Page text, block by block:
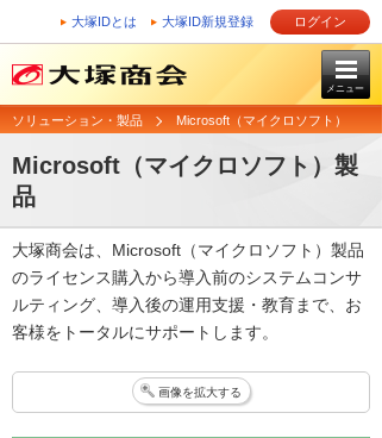
大塚IDとは 大塚ID新規登録 ログイン
メニュー
ソリューション・製品 Microsoft（マイクロソフト）
Microsoft（マイクロソフト）製
品
大塚商会は、Microsoft（マイクロソフト）製品
のライセンス購入から導入前のシステムコンサ
ルティング、導入後の運用支援・教育まで、お
客様をトータルにサポートします。
画像を拡大する